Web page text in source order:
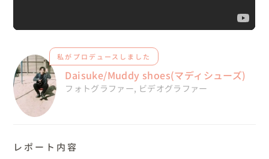
私がプロデュースしました
Daisuke/Muddy shoes(マディシューズ)
フォトグラファー, ビデオグラファー
レポート内容